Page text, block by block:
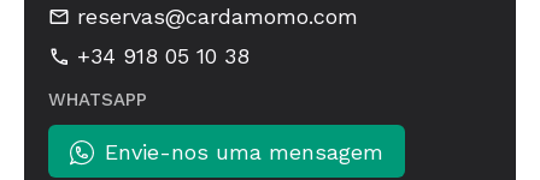
reservas@cardamomo.com
+34 918 05 10 38
WHATSAPP
Envie-nos uma mensagem